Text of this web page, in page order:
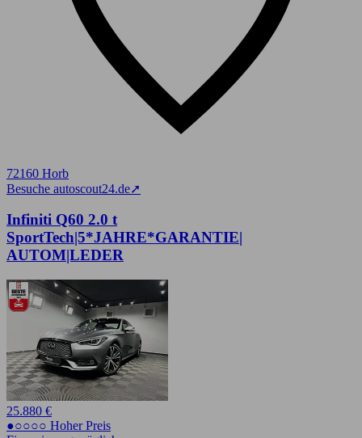
72160 Horb
Besuche autoscout24.de➚
Infiniti Q60 2.0 t
SportTech|5*JAHRE*GARANTIE|
AUTOM|LEDER
25.880 €
●○○○○ Hoher Preis